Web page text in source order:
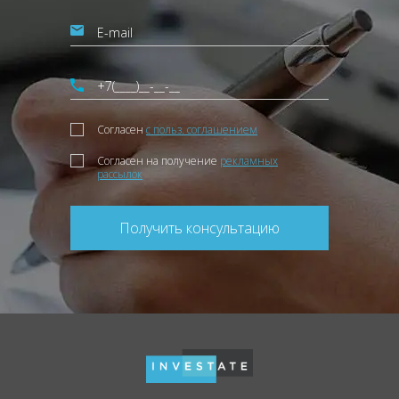
Согласен с польз. соглашением
Согласен на получение рекламных
рассылок
Получить консультацию